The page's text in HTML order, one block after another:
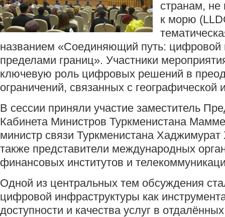
странам,
к морю
названием «Соединяющий путь: цифровой
пределами границ». Участники
ключевую роль цифровых решений в
ограничений, связанных с географической
В сессии приняли участие заместитель
Кабинета Министров Туркменистана
министр связи Туркменистана Хаджимурат
также представители международных
финансовых институтов и
Одной из центральных тем обсуждения
цифровой инфраструктуры как
доступности и качества услуг в